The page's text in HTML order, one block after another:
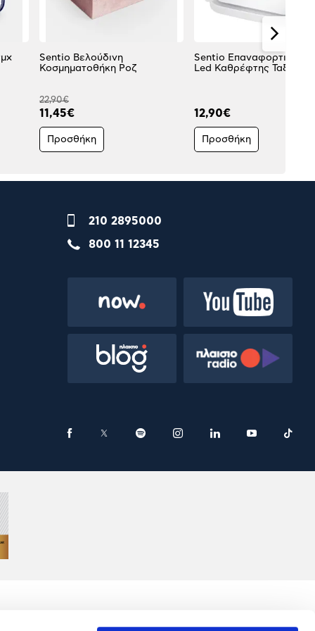
Sentio Βελούδινη
Κοσμηματοθήκη Ροζ
22,90€
11,45€
Προσθήκη
Sentio
Led Καθρέφτης Ταξιδίου
12,90€
Προσθήκη
210 2895000
800 11 12345